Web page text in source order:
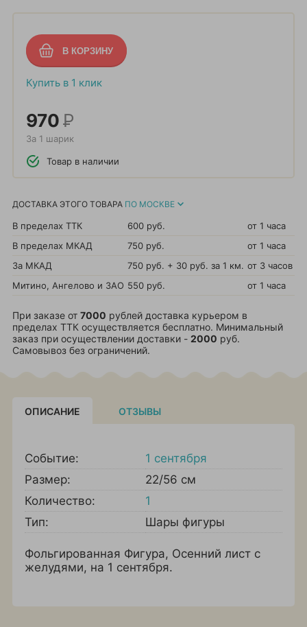
Купить в 1 клик
970Р
За 1 шарик
Товар в наличии
ДОСТАВКА ЭТОГО ТОВАРА ПО МОСКВЕ
В пределах ТТК 600 руб.
от 1 часа
В пределах МКАД
750 руб.
от 1 часа
За МКАД
750 руб. + 30 руб. за 1 км. от 3 часов
Митино, Ангелово и ЗАО 550 руб. от 1 часа
При заказе от 7000 рублей доставка курьером в
пределах ТТК осуществляется бесплатно. Минимальный
заказ при осуществлении доставки - 2000 руб.
Самовывоз без ограничений.
ОПИСАНИЕ ОТЗЫВЫ
Событие:
1 сентября
Размер:
22/56 см
Количество:
1
Тип:
Шары фигуры
Фольгированная Фигура, Осенний лист с
желудями, на 1 сентября.